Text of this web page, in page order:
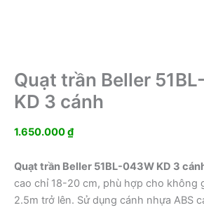
Quạt trần Beller
KD 3 cánh
1.650.000₫
Quạt trần Beller 51BL-043W KD 3
cao chỉ 18-20 cm, phù hợp cho không
2.5m trở lên. Sử dụng cánh nhựa ABS